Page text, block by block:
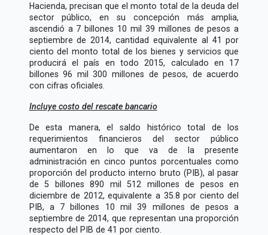
Hacienda, precisan que el monto total de la deuda del
sector público, en su concepción más amplia,
ascendió a 7 billones 10 mil 39 millones de pesos a
septiembre de 2014, cantidad equivalente al 41 por
ciento del monto total de los bienes y servicios que
producirá el país en todo 2015, calculado en 17
billones 96 mil 300 millones de pesos, de acuerdo
con cifras oficiales.
Incluye costo del rescate bancario
De esta manera, el saldo histórico total de los
requerimientos financieros del sector público
aumentaron en lo que va de la presente
administración en cinco puntos porcentuales como
proporción del producto interno bruto (PIB), al pasar
de 5 billones 890 mil 512 millones de pesos en
diciembre de 2012, equivalente a 35.8 por ciento del
PIB, a 7 billones 10 mil 39 millones de pesos a
septiembre de 2014, que representan una proporción
respecto del PIB de 41 por ciento.